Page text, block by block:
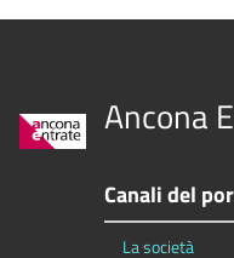
Ancona
Canali del
La società